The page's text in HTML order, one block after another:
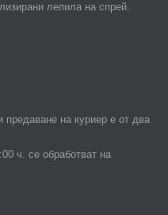
лепила на спрей.
предаване на куриер е от два
ч. се обработват на